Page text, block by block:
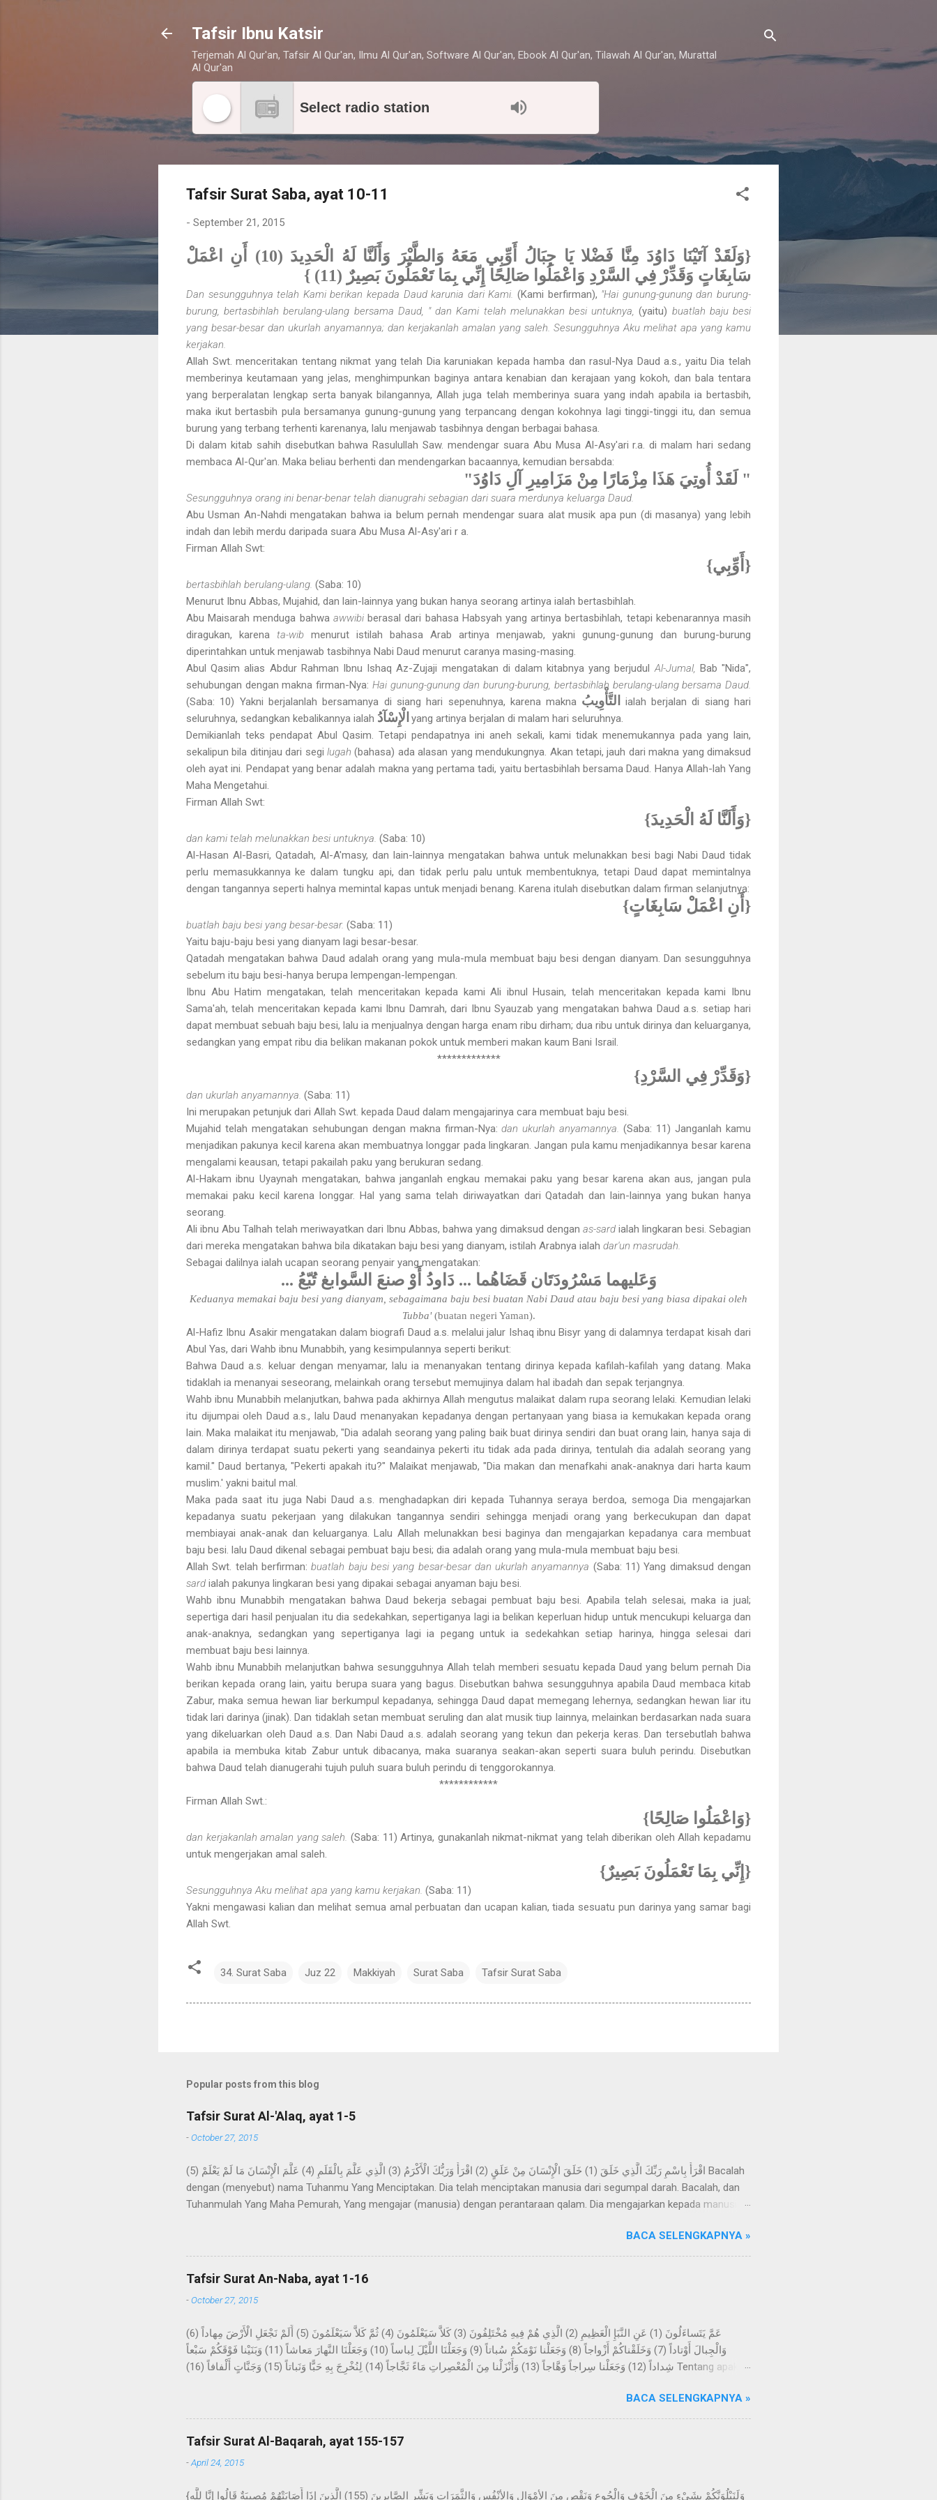
Tafsir Ibnu Katsir
Terjemah Al Qur'an, Tafsir Al Qur'an, Ilmu Al Qur'an, Software Al Qur'an, Ebook Al Qur'an, Tilawah Al Qur'an, Murattal
Al Qur'an
Select radio station
Tafsir Surat Saba, ayat 10-11
- September 21, 2015
{وَلَقَدْ آتَيْنَا دَاوُدَ مِنَّا فَضْلا يَا جِبَالُ أَوِّبِي مَعَهُ وَالطَّيْرَ وَأَلَنَّا لَهُ الْحَدِيدَ (10) أَنِ اعْمَلْ
سَابِغَاتٍ وَقَدِّرْ فِي السَّرْدِ وَاعْمَلُوا صَالِحًا إِنِّي بِمَا تَعْمَلُونَ بَصِيرٌ (11) }
Dan sesungguhnya telah Kami berikan kepada Daud karunia dari Kami. (Kami berfirman), "Hai gunung-gunung dan burung­-
burung, bertasbihlah berulang-ulang bersama Daud, " dan Kami telah melunakkan besi untuknya,(yaitu) buatlah baju besi
yang besar-besar dan ukurlah anyamannya; dan kerjakanlah amalan yang saleh. Sesungguhnya Aku melihat apa yang kamu
kerjakan.
Allah Swt. menceritakan tentang nikmat yang telah Dia karuniakan kepada hamba dan rasul-Nya Daud a.s., yaitu Dia telah
memberinya keutamaan yang jelas, menghimpunkan baginya antara kenabian dan kerajaan yang kokoh, dan bala tentara
yang berperalatan lengkap serta banyak bilangan­nya, Allah juga telah memberinya suara yang indah apabila ia bertasbih,
maka ikut bertasbih pula bersamanya gunung-gunung yang terpancang dengan kokohnya lagi tinggi-tinggi itu, dan semua
burung yang terbang terhenti karenanya, lalu menjawab tasbihnya dengan berbagai bahasa.
Di dalam kitab sahih disebutkan bahwa Rasulullah Saw. mendengar suara Abu Musa Al-Asy'ari r.a. di malam hari sedang
membaca Al-Qur'an. Maka beliau berhenti dan mendengarkan bacaannya, kemudian bersabda:
" لَقَدْ أُوتِيَ هَذَا مِزْمَارًا مِنْ مَزَامِيرِ آلِ دَاوُدَ"
Sesungguhnya orang ini benar-benar telah dianugrahi sebagian dari suara merdunya keluarga Daud.
Abu Usman An-Nahdi mengatakan bahwa ia belum pernah mendengar suara alat musik apa pun (di masanya) yang lebih
indah dan lebih merdu daripada suara Abu Musa Al-Asy'ari r a.
Firman Allah Swt:
{أَوِّبِي}
bertasbihlah berulang-ulang. (Saba: 10)
Menurut Ibnu Abbas, Mujahid, dan lain-lainnya yang bukan hanya seorang artinya ialah bertasbihlah.
Abu Maisarah menduga bahwa awwibiberasal dari bahasa Habsyah yang artinya bertasbihlah, tetapi kebenarannya masih
diragukan, karena ta-wib menurut istilah bahasa Arab artinya menjawab, yakni gunung-gunung dan burung-burung
diperintahkan untuk menjawab tasbihnya Nabi Daud menurut caranya masing-masing.
Abul Qasim alias Abdur Rahman Ibnu Ishaq Az-Zujaji mengatakan di dalam kitabnya yang berjudul Al-Jumal, Bab "Nida",
sehubungan dengan makna firman-Nya: Hai gunung-gunung dan burung-burung, bertasbihlah berulang-ulang bersama Daud.
(Saba: 10) Yakni berjalanlah bersamanya di siang hari sepenuhnya, karena makna التَّأْوِيبُ
ialah berjalan di siang hari
seluruhnya, sedangkan kebalikannya ialah الْإِسْآدُ yang artinya berjalan di malam hari seluruhnya.
Demikianlah teks pendapat Abul Qasim. Tetapi pendapatnya ini aneh sekali, kami tidak menemukannya pada yang lain,
sekalipun bila ditinjau dari segilugah(bahasa) ada alasan yang mendukungnya. Akan tetapi, jauh dari makna yang dimaksud
oleh ayat ini. Pendapat yang benar adalah makna yang pertama tadi, yaitu bertasbihlah bersama Daud. Hanya Allah-lah Yang
Maha Mengetahui.
Firman Allah Swt:
{وَأَلَنَّا لَهُ الْحَدِيدَ}
dan kami telah melunakkan besi untuknya. (Saba: 10)
Al-Hasan Al-Basri, Qatadah, Al-A'masy, dan lain-lainnya mengatakan bahwa untuk melunakkan besi bagi Nabi Daud tidak
perlu memasukkannya ke dalam tungku api, dan tidak perlu palu untuk membentuknya, tetapi Daud dapat memintalnya
dengan tangannya seperti halnya memintal kapas untuk menjadi benang. Karena itulah disebutkan dalam firman selanjutnya:
{أَنِ اعْمَلْ سَابِغَاتٍ}
buatlah baju besi yang besar-besar. (Saba: 11)
Yaitu baju-baju besi yang dianyam lagi besar-besar.
Qatadah mengatakan bahwa Daud adalah orang yang mula-mula membuat baju besi dengan dianyam. Dan sesungguhnya
sebelum itu baju besi-hanya berupa lempengan-lempengan.
Ibnu Abu Hatim mengatakan, telah menceritakan kepada kami Ali ibnul Husain, telah menceritakan kepada kami Ibnu
Sama'ah, telah menceritakan kepada kami Ibnu Damrah, dari Ibnu Syauzab yang mengatakan bahwa Daud a.s. setiap hari
dapat membuat sebuah baju besi, lalu ia menjualnya dengan harga enam ribu dirham; dua ribu untuk dirinya dan keluarganya,
sedangkan yang empat ribu dia belikan makanan pokok untuk memberi makan kaum Bani Israil.
*************
{وَقَدِّرْ فِي السَّرْدِ}
dan ukurlah anyamannya. (Saba: 11)
Ini merupakan petunjuk dari Allah Swt. kepada Daud dalam mengajarinya cara membuat baju besi.
Mujahid telah mengatakan sehubungan dengan makna firman-Nya:dan ukurlah anyamannya.(Saba: 11) Janganlah kamu
menjadikan pakunya kecil karena akan membuatnya longgar pada lingkaran. Jangan pula kamu menjadikannya besar karena
mengalami keausan, tetapi pakailah paku yang berukuran sedang.
Al-Hakam ibnu Uyaynah mengatakan, bahwa janganlah engkau memakai paku yang besar karena akan aus, jangan pula
memakai paku kecil karena longgar. Hal yang sama telah diriwayatkan dari Qatadah dan lain-lainnya yang bukan hanya
seorang.
Ali ibnu Abu Talhah telah meriwayatkan dari Ibnu Abbas, bahwa yang dimaksud dengan as-sard ialah lingkaran besi. Sebagian
dari mereka mengatakan bahwa bila dikatakan baju besi yang dianyam, istilah Arabnya ialah dar'un masrudah.
Sebagai dalilnya ialah ucapan seorang penyair yang mengatakan:
وَعَليهما مَسْرُودَتَان قَضَاهُما ... دَاودُ أَوْ صنعَ السَّوابغ تُبّعُ ...
Keduanya memakai baju besi yang dianyam, sebagaimana baju besi buatan Nabi Daud atau baju besi yang biasa dipakai oleh
Tubba'(buatan negeri Yaman).
Al-Hafiz Ibnu Asakir mengatakan dalam biografi Daud a.s. melalui jalur Ishaq ibnu Bisyr yang di dalamnya terdapat kisah dari
Abul Yas, dari Wahb ibnu Munabbih, yang kesimpulannya seperti berikut:
Bahwa Daud a.s. keluar dengan menyamar, lalu ia menanyakan tentang dirinya kepada kafilah-kafilah yang datang. Maka
tidaklah ia menanyai seseorang, melainkah orang tersebut memujinya dalam hal ibadah dan sepak terjangnya.
Wahb ibnu Munabbih melanjutkan, bahwa pada akhirnya Allah mengutus malaikat dalam rupa seorang lelaki. Kemudian lelaki
itu dijumpai oleh Daud a.s., lalu Daud menanyakan kepadanya dengan pertanyaan yang biasa ia kemukakan kepada orang
lain. Maka malaikat itu menjawab, "Dia adalah seorang yang paling baik buat dirinya sendiri dan buat orang lain, hanya saja di
dalam dirinya terdapat suatu pekerti yang seandainya pekerti itu tidak ada pada dirinya, tentulah dia adalah seorang yang
kamil." Daud bertanya, "Pekerti apakah itu?" Malaikat menjawab, "Dia makan dan menafkahi anak-anaknya dari harta kaum
muslim.' yakni baitul mal.
Maka pada saat itu juga Nabi Daud a.s. menghadapkan diri kepada Tuhannya seraya berdoa, semoga Dia mengajarkan
kepadanya suatu pekerjaan yang dilakukan tangannya sendiri sehingga menjadi orang yang berkecukupan dan dapat
membiayai anak-anak dan keluarganya. Lalu Allah melunakkan besi baginya dan mengajarkan kepadanya cara membuat
baju besi. lalu Daud dikenal sebagai pembuat baju besi; dia adalah orang yang mula-mula membuat baju besi.
Allah Swt. telah berfirman:buatlah baju besi yang besar-besar dan ukurlah anyamannya (Saba: 11) Yang dimaksud dengan
sard ialah pakunya lingkaran besi yang dipakai sebagai anyaman baju besi.
Wahb ibnu Munabbih mengatakan bahwa Daud bekerja sebagai pembuat baju besi. Apabila telah selesai, maka ia jual;
sepertiga dari hasil penjualan itu dia sedekahkan, sepertiganya lagi ia belikan keperluan hidup untuk mencukupi keluarga dan
anak-anaknya, sedangkan yang sepertiganya lagi ia pegang untuk ia sedekahkan setiap harinya, hingga selesai dari
membuat baju besi lainnya.
Wahb ibnu Munabbih melanjutkan bahwa sesungguhnya Allah telah memberi sesuatu kepada Daud yang belum pernah Dia
berikan kepada orang lain, yaitu berupa suara yang bagus. Disebutkan bahwa sesungguh­nya apabila Daud membaca kitab
Zabur, maka semua hewan liar berkumpul kepadanya, sehingga Daud dapat memegang lehernya, sedangkan hewan liar itu
tidak lari darinya (jinak). Dan tidaklah setan membuat seruling dan alat musik tiup lainnya, melainkan berdasarkan nada suara
yang dikeluarkan oleh Daud a.s. Dan Nabi Daud a.s. adalah seorang yang tekun dan pekerja keras. Dan tersebutlah bahwa
apabila ia membuka kitab Zabur untuk dibacanya, maka suaranya seakan-akan seperti suara buluh perindu. Disebutkan
bahwa Daud telah dianugerahi tujuh puluh suara buluh perindu di tenggorokannya.
************
Firman Allah Swt.:
{وَاعْمَلُوا صَالِحًا}
dan kerjakanlah amalan yang saleh. (Saba: 11) Artinya, gunakanlah nikmat-nikmat yang telah diberikan oleh Allah kepadamu
untuk mengerjakan amal saleh.
{إِنِّي بِمَا تَعْمَلُونَ بَصِيرٌ}
Sesungguhnya Aku melihat apa yang kamu kerjakan. (Saba: 11)
Yakni mengawasi kalian dan melihat semua amal perbuatan dan ucapan kalian, tiada sesuatu pun darinya yang samar bagi
Allah Swt.
34. Surat Saba Juz 22 Makkiyah Surat Saba Tafsir Surat Saba
Popular posts from this blog
Tafsir Surat Al-'Alaq, ayat 1-5
-October 27, 2015
اقْرَأْ بِاسْمِ رَبِّكَ الَّذِي خَلَقَ (1) خَلَقَ الْإِنْسَانَ مِنْ عَلَقٍ (2) اقْرَأْ وَرَبُّكَ الْأَكْرَمُ (3) الَّذِي عَلَّمَ بِالْقَلَمِ (4) عَلَّمَ الْإِنْسَانَ مَا لَمْ يَعْلَمْ (5) Bacalah
dengan (menyebut) nama Tuhanmu Yang Menciptakan. Dia telah menciptakan manusia dari segumpal darah. Bacalah, dan
Tuhanmulah Yang Maha Pemurah, Yang mengajar (manusia) dengan perantaraan qalam. Dia mengajarkan kepada manusia
kepada kami Ma'mar, dari Az-Zuhri, dari Urwah, dari Aisyah yang menceritakan bahwa permulaan wahyu yang disampaikan
kepada Rasulullah Saw. berupa mimpi yang benar dalam tidurnya. Dan beliau tidak sekali-kali melihat suatu mimpi, melainkan
datangnya mimpi itu bagaikan sinar pagi hari. Kemudian dijadikan baginya suka menyendiri, dan beliau sering datang ke Gua
Hira, lalu melakukan ibadah di dalamnya selama beberapa malam yang berbilang dan...
BACA SELENGKAPNYA »
Tafsir Surat An-Naba, ayat 1-16
-October 27, 2015
عَمَّ يَتَساءَلُونَ (1) عَنِ النَّبَإِ الْعَظِيمِ (2) الَّذِي هُمْ فِيهِ مُخْتَلِفُونَ (3) كَلاَّ سَيَعْلَمُونَ (4) ثُمَّ كَلاَّ سَيَعْلَمُونَ (5) أَلَمْ نَجْعَلِ الْأَرْضَ مِهاداً (6)
وَالْجِبالَ أَوْتاداً (7) وَخَلَقْناكُمْ أَزْواجاً (8) وَجَعَلْنا نَوْمَكُمْ سُباتاً (9) وَجَعَلْنَا اللَّيْلَ لِباساً (10) وَجَعَلْنَا النَّهارَ مَعاشاً (11) وَبَنَيْنا فَوْقَكُمْ سَبْعاً
شِداداً (12) وَجَعَلْنا سِراجاً وَهَّاجاً (13) وَأَنْزَلْنا مِنَ الْمُعْصِراتِ مَاءً ثَجَّاجاً (14) لِنُخْرِجَ بِهِ حَبًّا وَنَباتاً (15) وَجَنَّاتٍ أَلْفافاً (16) Tentang apakah
akan mengetahui, kemudian sekali-kali tidak; kelak mereka akan mengetahui. Bukankah Kami telah menjadikan bumi itu
sebagai hamparan? Dan gunung-gunung sebagai pasak? Dan Kami jadikan kalian berpasang-pasangan, dan Kami jadikan
tidur kalian untuk istirahat, dan Kami jadikan malam sebagai pakaian, dan ...
BACA SELENGKAPNYA »
Tafsir Surat Al-Baqarah, ayat 155-157
-April 24, 2015
{وَلَنَبْلُوَنَّكُمْ بِشَيْءٍ مِنَ الْخَوْفِ وَالْجُوعِ وَنَقْصٍ مِنَ الأمْوَالِ وَالأنْفُسِ وَالثَّمَرَاتِ وَبَشِّرِ الصَّابِرِينَ (155) الَّذِينَ إِذَا أَصَابَتْهُمْ مُصِيبَةٌ قَالُوا إِنَّا لِلَّهِ